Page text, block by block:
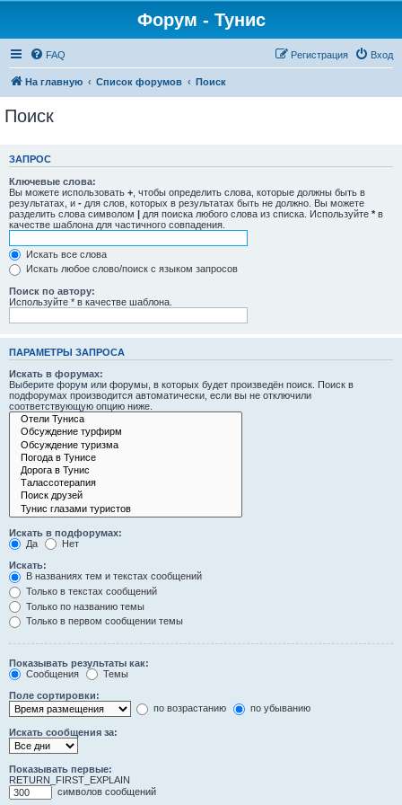
Форум - Тунис
FAQ Вход
Регистрация
На главную Список форумов Поиск
Поиск
ЗАПРОС
Ключевые слова:
Вы можете использовать + , чтобы определить слова, которые должны быть в
результатах, и - для слов, которых в результатах быть не должно. Вы можете
разделить слова символом | для поиска любого слова из списка. Используйте * в
качестве шаблона для частичного совпадения.
Искать все слова
Искать любое слово/поиск с языком запросов
Поиск по автору:
Используйте * в качестве шаблона.
ПАРАМЕТРЫ ЗАПРОСА
Искать в форумах:
Выберите форум или форумы, в которых будет произведён поиск. Поиск в
подфорумах производится автоматически, если вы не отключили
соответствующую опцию ниже.
Искать в подфорумах:
Да
Нет
Искать:
В названиях тем и текстах сообщений
Только в текстах сообщений
Только по названию темы
Только в первом сообщении темы
Показывать результаты как:
Сообщения
Темы
Поле сортировки:
по возрастанию
по убыванию
Искать сообщения за:
Показывать первые:
RETURN_FIRST_EXPLAIN
символов сообщений